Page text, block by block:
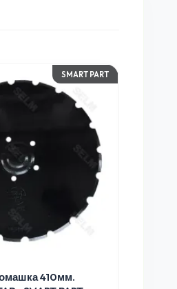
SMART PART
410мм.